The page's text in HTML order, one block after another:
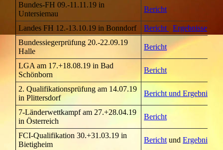
Bundes-FH 09.-11.11.19 in
Untersiemau
Bericht
Landes FH 12.-13.10.19 in Bonndorf Bericht Ergebnisse
Bundessiegerprüfung 20.-22.09.19
Halle
Bericht
LGA am 17.+18.08.19 in Bad
Schönborn
Bericht
2. Qualifikationsprüfung am 14.07.19
in Plittersdorf
Bericht und Ergebnisse
7-Länderwettkampf am 27.+28.04.19
in Österreich
Bericht
FCI-Qualifikation 30.+31.03.19 in
Bietigheim
Bericht undErgebnisse